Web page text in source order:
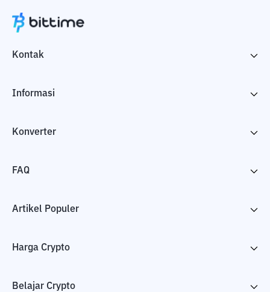
Kontak
Informasi
Konverter
FAQ
Artikel Populer
Harga Crypto
Belajar Crypto